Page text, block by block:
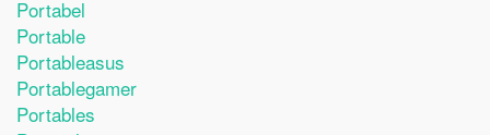
Portabel
Portable
Portableasus
Portablegamer
Portables